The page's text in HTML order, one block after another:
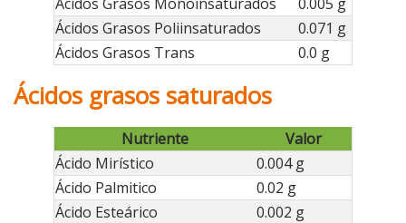
Ácidos Grasos Poliinsaturados
0.071 g
Ácidos Grasos Trans
0.0 g
Ácidos grasos saturados
Nutriente
Valor
Ácido Mirístico
0.004 g
Ácido Palmitico
0.02 g
Ácido Esteárico
0.002 g